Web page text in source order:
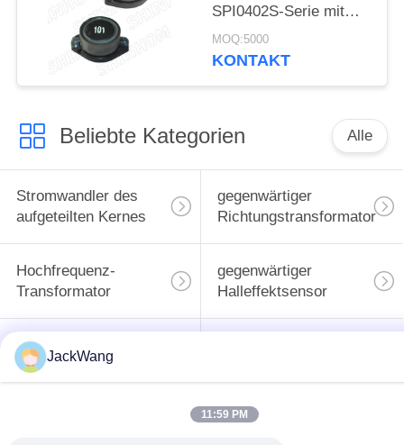
SPI0402S-Serie mit
hoher Stromkapazität
und kompakter
MOQ:5000
KONTAKT
Beliebte Kategorien Alle
Stromwandler des
aufgeteilten Kernes
gegenwärtiger
Richtungstransformator
Hochfrequenz-
Transformator
gegenwärtiger
Halleffektsensor
BAD Energie-
Induktor
hohe gegenwärtige
JackWang
11:59 PM